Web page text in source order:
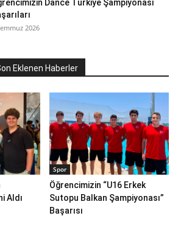
Dance Türkiye Şampiyonası
2026
Eklenen Haberler
Aldı
Spor
Öğrencimizin “U16 Erkek
Sutopu Balkan Şampiyonası”
Başarısı